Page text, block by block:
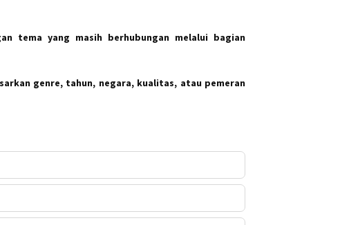
tema yang masih berhubungan melalui bagian
genre, tahun, negara, kualitas, atau pemeran